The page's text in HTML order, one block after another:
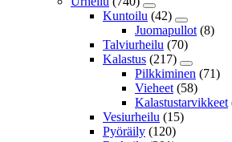
Kuntoilu (42)
Juomapullot (8)
Talviurheilu (70)
Kalastus (217)
Pilkkiminen (71)
Vieheet (58)
Kalastustarvikkeet
Vesiurheilu (15)
Pyöräily (120)